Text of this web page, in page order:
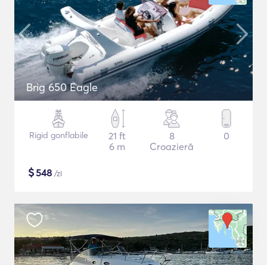
Brig 650 Eagle
Rigid gonflabile
21 ft
6 m
8
Croazieră
0
$548 /zi